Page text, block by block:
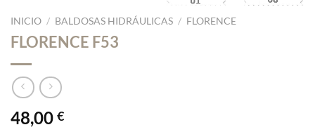
INICIO / BALDOSAS HIDRÁULICAS / FLORENCE
FLORENCE F53
48,00 €